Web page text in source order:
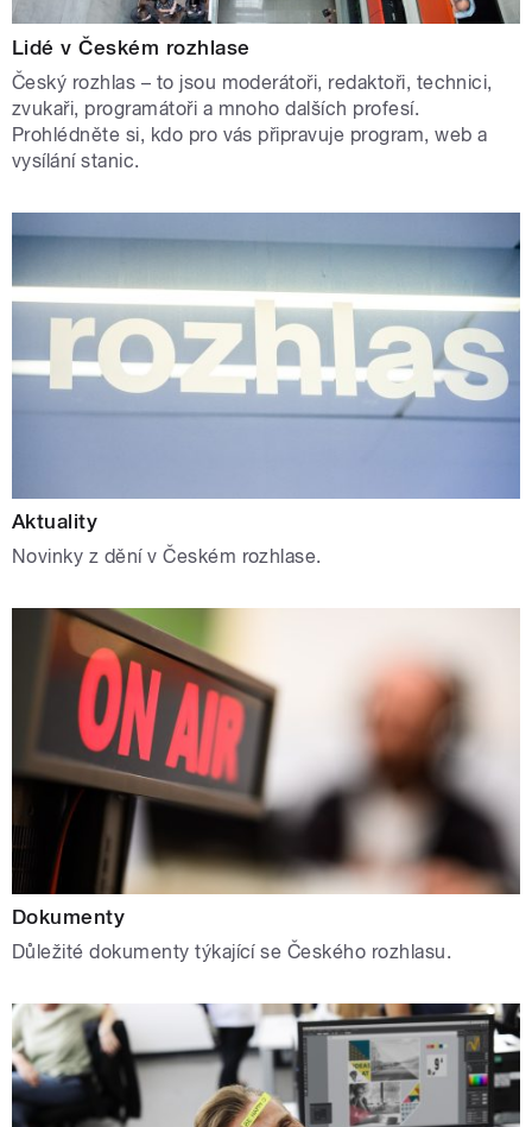
Lidé v Českém rozhlase
Český rozhlas – to jsou moderátoři, redaktoři, technici,
zvukaři, programátoři a mnoho dalších profesí.
Prohlédněte si, kdo pro vás připravuje program, web a
vysílání stanic.
Aktuality
Novinky z dění v Českém rozhlase.
Dokumenty
Důležité dokumenty týkající se Českého rozhlasu.